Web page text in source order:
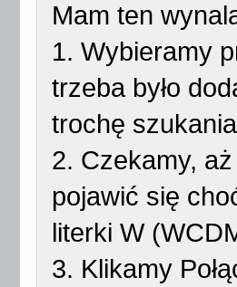
Mam ten
1. Wybieramy
trzeba było
trochę
2. Czekamy,
pojawić się
literki W
3. Klikamy